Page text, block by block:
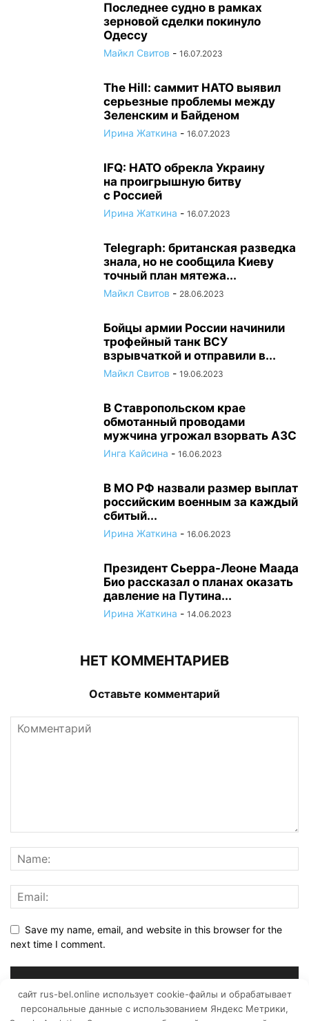
Последнее судно в рамках
зерновой сделки покинуло
Одессу
Майкл Свитов - 16.07.2023
The Hill: саммит НАТО выявил
серьезные проблемы между
Зеленским и Байденом
Ирина Жаткина - 16.07.2023
IFQ: НАТО обрекла Украину
на проигрышную битву
с Россией
Ирина Жаткина - 16.07.2023
Telegraph: британская разведка
знала, но не сообщила Киеву
точный план мятежа...
Майкл Свитов - 28.06.2023
Бойцы армии России начинили
трофейный танк ВСУ
взрывчаткой и отправили в...
Майкл Свитов - 19.06.2023
В Ставропольском крае
обмотанный проводами
мужчина угрожал взорвать АЗС
Инга Кайсина - 16.06.2023
В МО РФ назвали размер выплат
российским военным за каждый
сбитый...
Ирина Жаткина - 16.06.2023
Президент Сьерра-Леоне Маада
Био рассказал о планах оказать
давление на Путина...
Ирина Жаткина - 14.06.2023
НЕТ КОММЕНТАРИЕВ
Оставьте комментарий
Save my name, email, and website in this browser for the
next time I comment.
сайт rus-bel.online использует cookie-файлы и обрабатывает
персональные данные с использованием Яндекс Метрики,